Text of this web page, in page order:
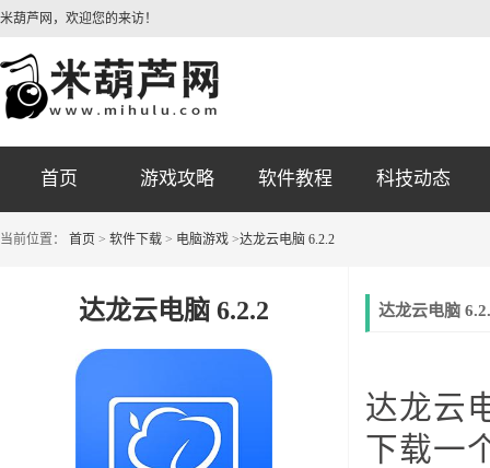
米葫芦网，欢迎您的来访！
首页 游戏攻略 软件教程 科技动态
当前位置： 首页 > 软件下载 > 电脑游戏 >达龙云电脑 6.2.2
达龙云电脑 6.2.2 达龙云电脑
达龙云
下载一